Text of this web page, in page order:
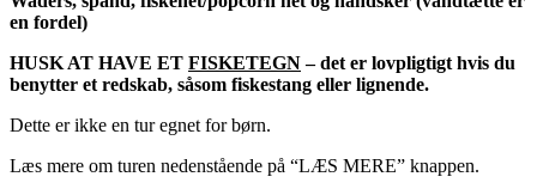
en fordel)
HUSK AT HAVE ET FISKETEGN– det er lovpligtigt hvis du
benytter et redskab, såsom fiskestang eller lignende.
Dette er ikke en tur egnet for børn.
Læs mere om turen nedenstående på “LÆS MERE” knappen.